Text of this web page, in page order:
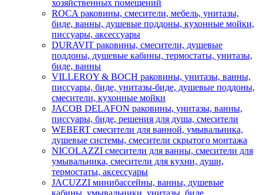
хозяйственных помещений
ROCA раковины, смесители, мебель, унитазы,
биде, ванны, душевые поддоны, кухонные мойки,
писсуары, аксессуары
DURAVIT раковины, смесители, душевые
поддоны, душевые кабины, термостаты, унитазы,
биде, ванны
VILLEROY & BOCH раковины, унитазы, ванны,
писсуары, биде, унитазы-биде, душевые поддоны,
смесители, кухонные мойки
JACOB DELAFON раковины, унитазы, ванны,
писсуары, биде, решения для душа, смесители
WEBERT смесители для ванной, умывальника,
душевые системы, смесители скрытого монтажа
NICOLAZZI смесители для ванны, смесители для
умывальника, смесители для кухни, души,
термостаты, аксессуары
JACUZZI минибассейны, ванны, душевые
кабины, умывальники, унитазы, биде